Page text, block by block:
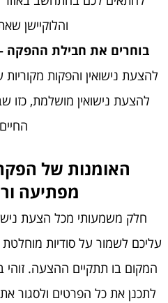
והלוקיישן
בוחרים את חבילת ההפקה
להצעת נישואין והפקות
להצעת נישואין מושלמת, כזו
האומנות של
מפתיעה
חלק משמעותי מכל הצעת
עליכם לשמור על סודיות
המקום בו תתקיים ההצעה.
לתכנן את כל הפרטים ולסגור